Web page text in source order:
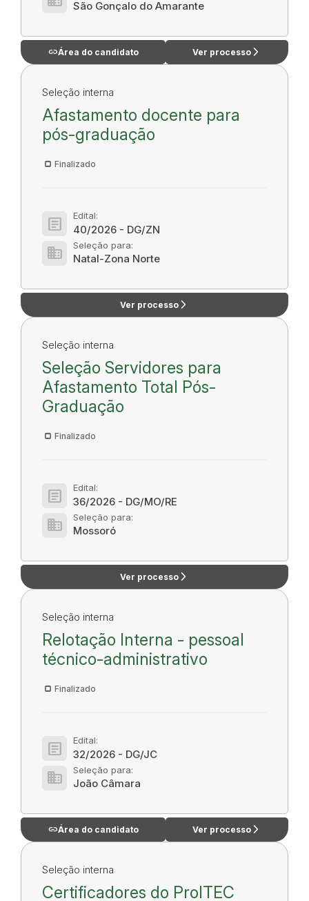
São Gonçalo do Amarante
linkÁrea do candidato Ver processo arrow_forward_ios
Seleção interna
Afastamento docente para
pós-graduação
Finalizado
article Edital:
40/2026 - DG/ZN
domain Seleção para:
Natal-Zona Norte
Ver processo arrow_forward_ios
Seleção interna
Seleção Servidores para
Afastamento Total Pós-
Graduação
Finalizado
article Edital:
36/2026 - DG/MO/RE
domain Seleção para:
Mossoró
Ver processo arrow_forward_ios
Seleção interna
Relotação Interna - pessoal
técnico-administrativo
Finalizado
article Edital:
32/2026 - DG/JC
domain Seleção para:
João Câmara
linkÁrea do candidato Ver processo arrow_forward_ios
Seleção interna
Certificadores do ProITEC